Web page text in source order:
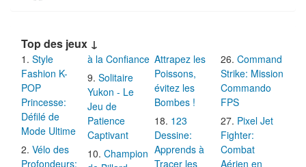
Top des jeux ↓
Style
Fashion K-
POP
Princesse:
Défilé de
Mode Ultime
Vélo des
Profondeurs:
à la Confiance
Solitaire
Yukon - Le
Jeu de
Patience
Captivant
Champion
Attrapez les
Poissons,
évitez les
Bombes !
123
Dessine:
Apprends à
Tracer les
Command
Strike: Mission
Commando
FPS
Pixel Jet
Fighter:
Combat
Aérien en